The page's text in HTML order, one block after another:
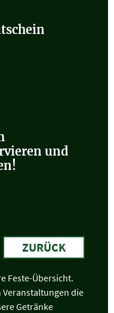
und
ZURÜCK
Feste-Übersicht.
die
Getränke